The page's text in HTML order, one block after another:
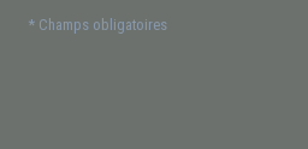
* Champs obligatoires